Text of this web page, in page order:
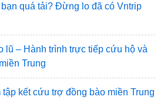
quá tải? Đừng lo đã có Vntrip
lũ – Hành trình trực tiếp cứu hộ và
Trung
kết cứu trợ đồng bào miền Trung